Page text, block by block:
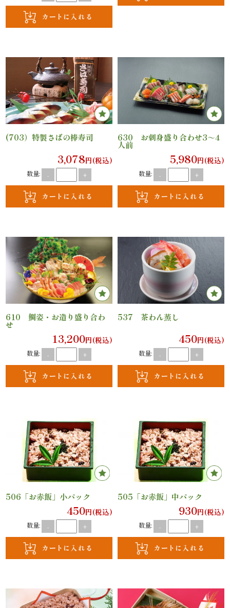
近
江
と
野
菜
お
様
メ
ュ
ー
利
シ
ー
ら
ぶ
法
事・
要
(703）特製さばの棒寿司
3,078円(税込)
数量: - +
630 お刺身盛り合わせ3～4
人前
5,980円(税込)
数量: - +
610 鯛姿・お造り盛り合わ
せ
13,200円(税込)
数量: - +
537 茶わん蒸し
450円(税込)
数量: - +
506「お赤飯」小パック
450円(税込)
数量: - +
505「お赤飯」中パック
930円(税込)
数量: - +